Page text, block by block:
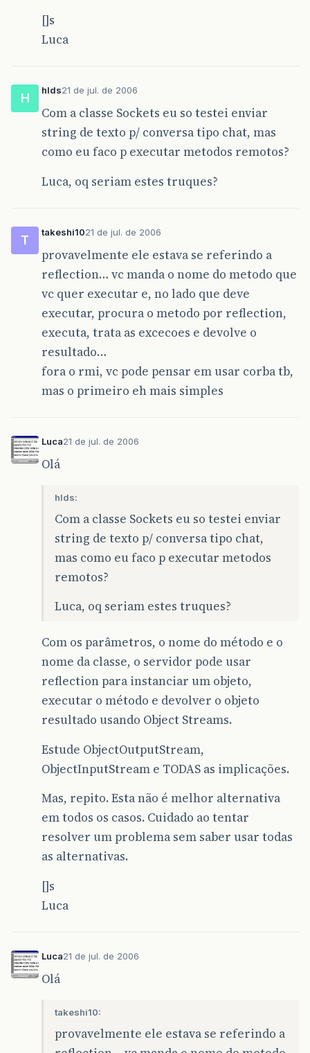
[]s
Luca
H
hlds21 de jul. de 2006
Com a classe Sockets eu so testei enviar
string de texto p/ conversa tipo chat, mas
como eu faco p executar metodos remotos?
Luca, oq seriam estes truques?
T
takeshi1021 de jul. de 2006
provavelmente ele estava se referindo a
reflection… vc manda o nome do metodo que
vc quer executar e, no lado que deve
executar, procura o metodo por reflection,
executa, trata as excecoes e devolve o
resultado…
fora o rmi, vc pode pensar em usar corba tb,
mas o primeiro eh mais simples
Luca21 de jul. de 2006
Olá
hlds:
Com a classe Sockets eu so testei enviar
string de texto p/ conversa tipo chat,
mas como eu faco p executar metodos
remotos?
Luca, oq seriam estes truques?
Com os parâmetros, o nome do método e o
nome da classe, o servidor pode usar
reflection para instanciar um objeto,
executar o método e devolver o objeto
resultado usando Object Streams.
Estude ObjectOutputStream,
ObjectInputStream e TODAS as implicações.
Mas, repito. Esta não é melhor alternativa
em todos os casos. Cuidado ao tentar
resolver um problema sem saber usar todas
as alternativas.
[]s
Luca
Luca21 de jul. de 2006
Olá
takeshi10:
provavelmente ele estava se referindo a